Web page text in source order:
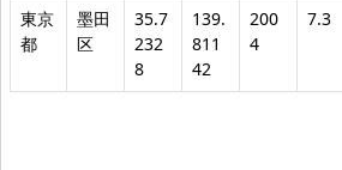
東京
都
墨田
区
35.7
232
8
139.
811
42
200
4
7.3